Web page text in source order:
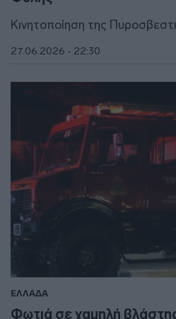
Κινητοποίηση της
27.06.2026 - 22:30
ΕΛΛΑΔΑ
Φωτιά σε χαμηλή